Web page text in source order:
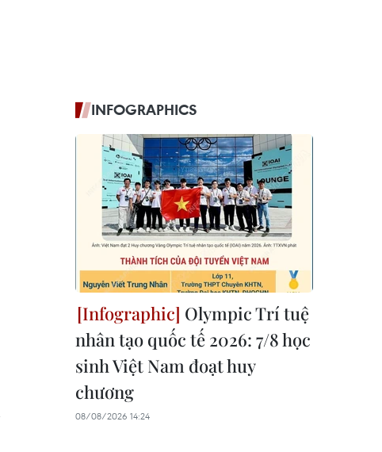
INFOGRAPHICS
Olympic Trí tuệ
nhân tạo quốc tế 2026: 7/8 học
sinh Việt Nam đoạt huy
chương
08/08/2026 14:24